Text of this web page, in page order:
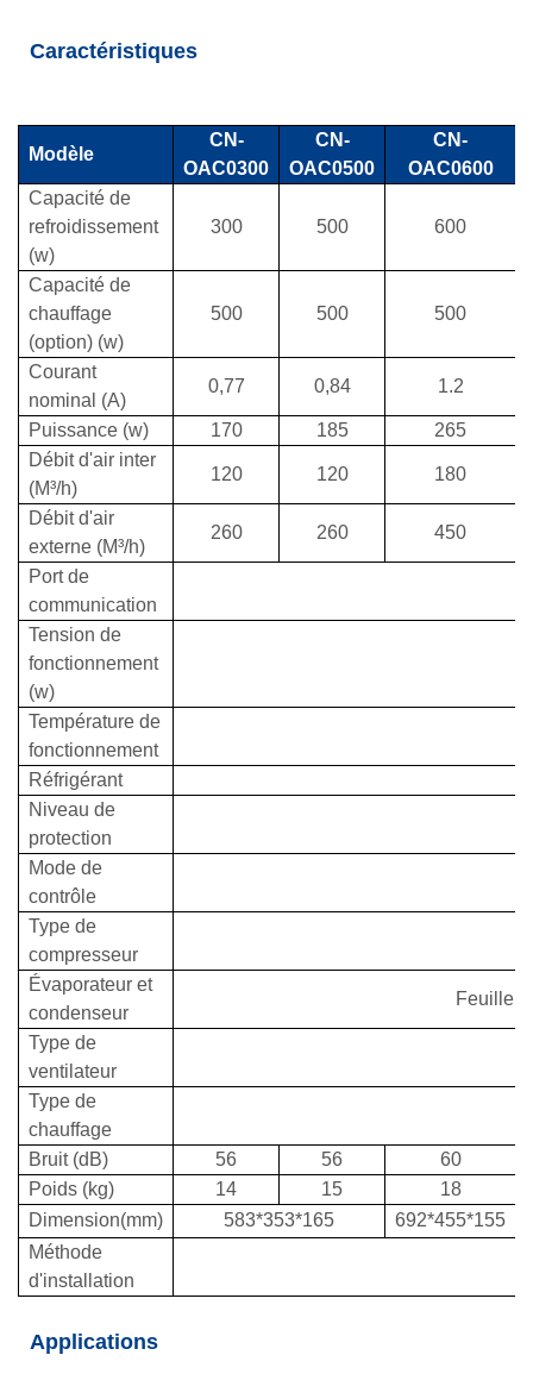
Caractéristiques
Modèle
CN-
OAC0300
CN-
OAC0500
CN-
OAC0600
Capacité de
refroidissement
(w)
300 500 600
Capacité de
chauffage
(option) (w)
500 500 500
Courant
nominal (A)
0,77 0,84 1.2
Puissance (w) 170 185
265
Débit d'air inter
(M³/h)
120 120 180
Débit d'air
externe (M³/h)
260 260 450
Port de
communication
Tension de
fonctionnement
(w)
Température de
fonctionnement
Réfrigérant
Niveau de
protection
Mode de
contrôle
Type de
compresseur
Évaporateur et
condenseur
Feuille
Type de
ventilateur
Type de
chauffage
Bruit (dB)
56 56
60
Poids (kg)
14 15
18
Dimension(mm)
583*353*165
692*455*155
Méthode
d'installation
Applications